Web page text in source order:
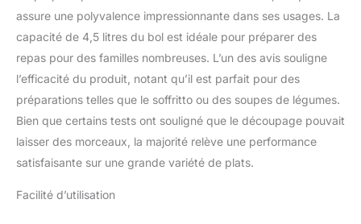
de vos ingrédients
SECURISE système de
sécurité dans le
couvercle INCLUS livre
de recettes( la langue
espagne, n'est pas
français)
assure une polyvalence impressionnante dans ses usages. La
capacité de 4,5 litres du bol est idéale pour préparer des
repas pour des familles nombreuses. L’un des avis souligne
l’efficacité du produit, notant qu’il est parfait pour des
préparations telles que le soffritto ou des soupes de légumes.
Bien que certains tests ont souligné que le découpage pouvait
laisser des morceaux, la majorité relève une performance
satisfaisante sur une grande variété de plats.
Facilité d’utilisation